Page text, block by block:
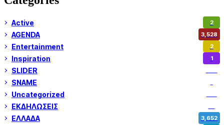
Active 2
AGENDA 3,528
Entertainment 2
Inspiration 1
SLIDER
SNAME
Uncategorized
ΕΚΔΗΛΩΣΕΙΣ
ΕΛΛΑΔΑ 3,652